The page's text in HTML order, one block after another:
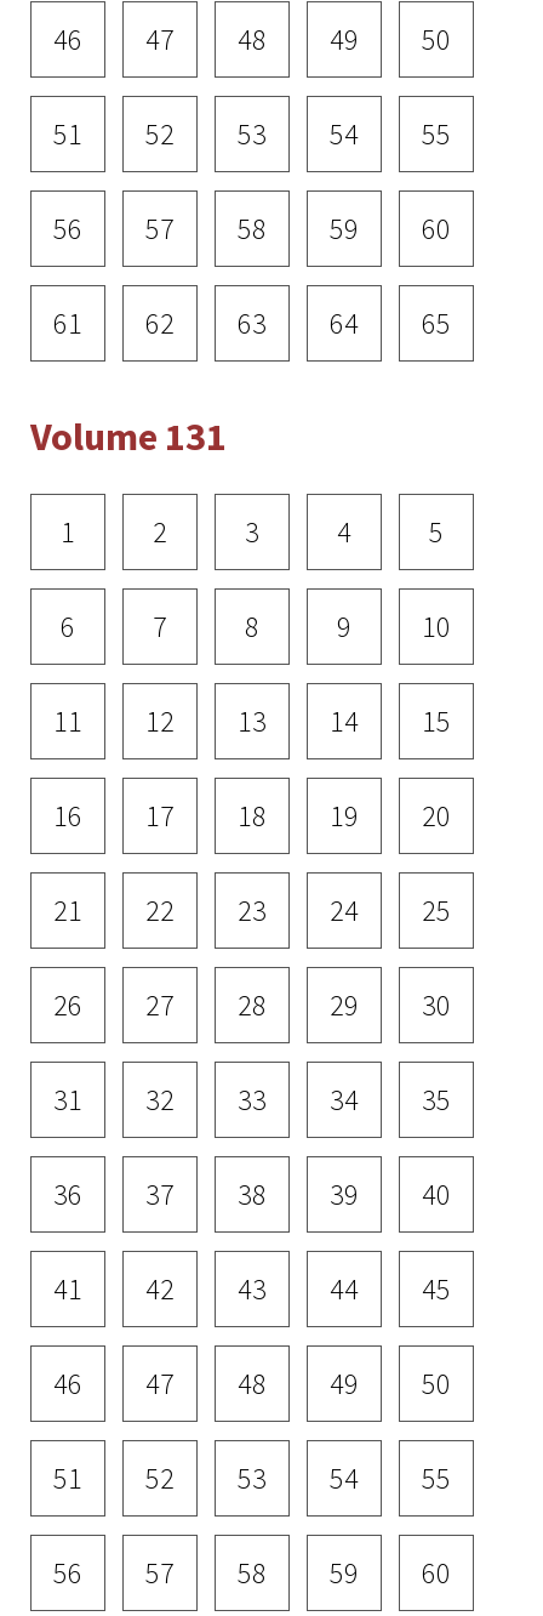
46 47 48 49 50
51 52 53 54 55
56 57 58 59 60
61 62 63 64 65
Volume 131
1 2 3 4 5
6 7 8 9 10
11 12 13 14 15
16 17 18 19 20
21 22 23 24 25
26 27 28 29 30
31 32 33 34 35
36 37 38 39 40
41 42 43 44 45
46 47 48 49 50
51 52 53 54 55
56 57 58 59 60